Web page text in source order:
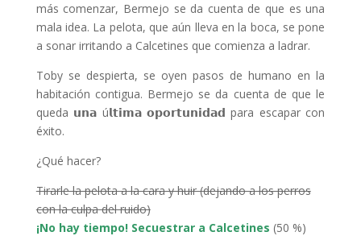
más comenzar, Bermejo se da cuenta de que es una
mala idea. La pelota, que aún lleva en la boca, se pone
a sonar irritando a Calcetines que comienza a ladrar.
Toby se despierta, se oyen pasos de humano en la
habitación contigua. Bermejo se da cuenta de que le
queda 𝘂𝗻𝗮 ú𝗹𝘁𝗶𝗺𝗮 𝗼𝗽𝗼𝗿𝘁𝘂𝗻𝗶𝗱𝗮𝗱 para escapar con
éxito.
¿Qué hacer?
Tirarle la pelota a la cara y huir (dejando a los perros
con la culpa del ruido)
¡No hay tiempo! Secuestrar a Calcetines (50 %)